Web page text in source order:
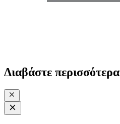
Διαβάστε περισσότερα